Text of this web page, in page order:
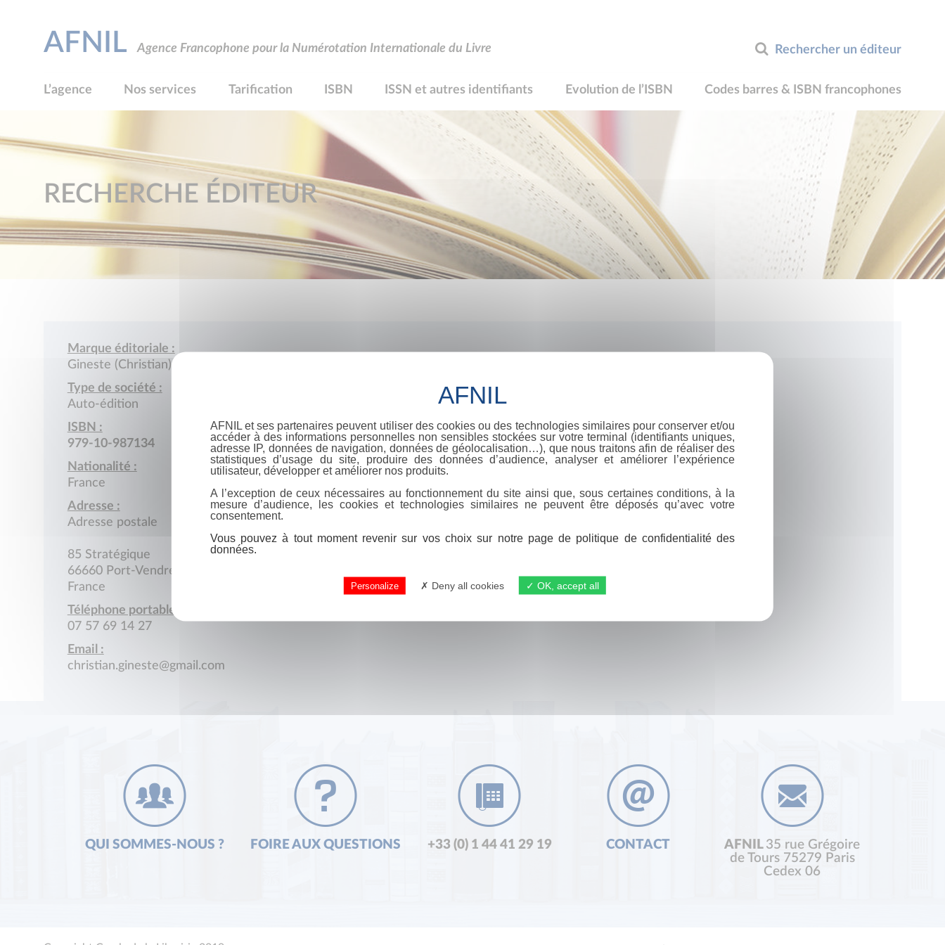
Rechercher un éditeur
AFNIL Agence Francophone pour la Numérotation Internationale du Livre
L’agence Nos services Tarification ISBN ISSN et autres identifiants Evolution de l’ISBN Codes barres & ISBN francophones
RECHERCHE ÉDITEUR
Marque éditoriale :
Gineste (Christian)
Type de société :
Auto-édition
ISBN :
979-10-987134
Nationalité :
France
Adresse :
Adresse postale
85 Stratégique
66660 Port-Vendres
France
Téléphone portable :
07 57 69 14 27
Email :
christian.gineste@gmail.com
QUI SOMMES-NOUS ? FOIRE AUX QUESTIONS +33 (0) 1 44 41 29 19 CONTACT AFNIL 35 rue Grégoire
de Tours 75279 Paris
Cedex 06
AFNIL et ses partenaires peuvent utiliser des cookies ou des technologies similaires pour conserver et/ou
accéder à des informations personnelles non sensibles stockées sur votre terminal (identifiants uniques,
adresse IP, données de navigation, données de géolocalisation…), que nous traitons afin de réaliser des
statistiques d’usage du site, produire des données d’audience, analyser et améliorer l’expérience
utilisateur, développer et améliorer nos produits.
A l’exception de ceux nécessaires au fonctionnement du site ainsi que, sous certaines conditions, à la
mesure d’audience, les cookies et technologies similaires ne peuvent être déposés qu’avec votre
consentement.
Vous pouvez à tout moment revenir sur vos choix sur notre page de politique de confidentialité des
données.
Personalize Deny all cookies OK, accept all